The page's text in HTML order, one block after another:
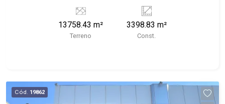
descarga; - depósito; - lava rápido para caminhão
e ônibus; - área de serviço; - sacadas com
banheiro; - barracão; Galpão 2 - sala de reunião; -
descarga; - depósito; - barracão; - Próximo à
Avenida Bandeirantes, USP e Academia
13758.43 m²
Terreno
3398.83 m²
Const.
Cód. 19862